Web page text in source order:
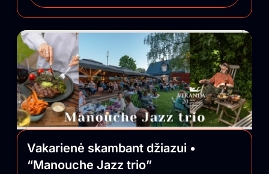
Vakarienė skambant džiazui •
“Manouche Jazz trio”